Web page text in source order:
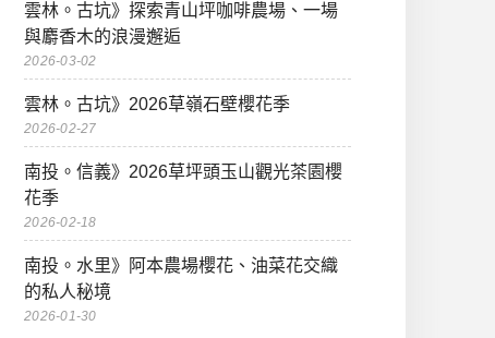
雲林。古坑》探索青山坪咖啡農場、一場
與麝香木的浪漫邂逅
2026-03-02
雲林。古坑》2026草嶺石壁櫻花季
2026-02-27
南投。信義》2026草坪頭玉山觀光茶園櫻
花季
2026-02-18
南投。水里》阿本農場櫻花、油菜花交織
的私人秘境
2026-01-30